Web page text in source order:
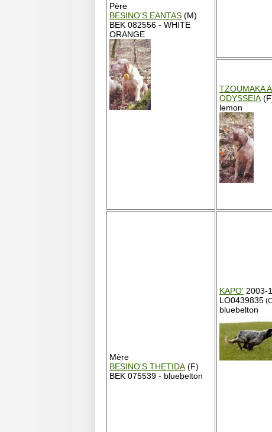
Père
BESINO'S EANTAS (M)
BEK 082556 - WHITE
ORANGE
TZOUMAKA
ODYSSEIA
lemon
Mère
BESINO'S THETIDA (F)
BEK 075539 - bluebelton
KAPO' 2003-
LO0439835
bluebelton